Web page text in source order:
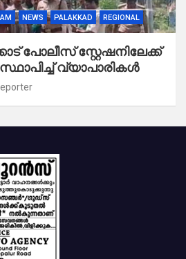
NEWS PALAKKAD REGIONAL
പോലീസ് സ്റ്റേഷനിലേക്ക്
വ്യാപാരികൾ